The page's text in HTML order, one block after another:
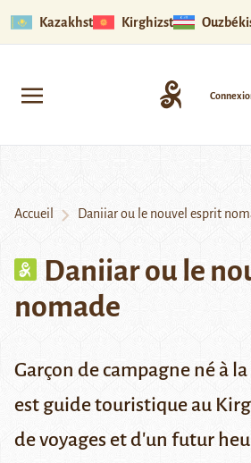
Kazakhstan Kirghizstan
Accueil Daniiar ou le nouvel esprit
Daniiar ou le
nomade
Garçon de campagne né à
est guide touristique au
de voyages et d'un futur